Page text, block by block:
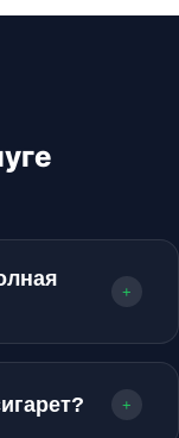
+
с полной
до
+